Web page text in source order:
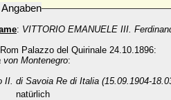
: VITTORIO EMANUELE III.
Rom Palazzo del Quirinale 24.10.1896:
Montenegro:
II. di Savoia Re di Italia (15.09.1904-
natürlich